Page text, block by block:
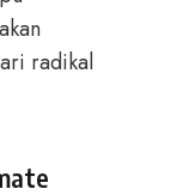
radikal